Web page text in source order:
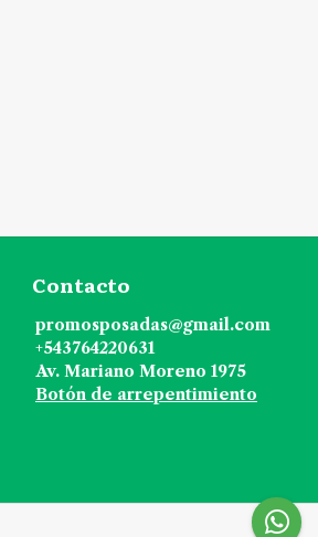
Contacto
promosposadas@gmail.com
+543764220631
Av. Mariano Moreno 1975
Botón de arrepentimiento